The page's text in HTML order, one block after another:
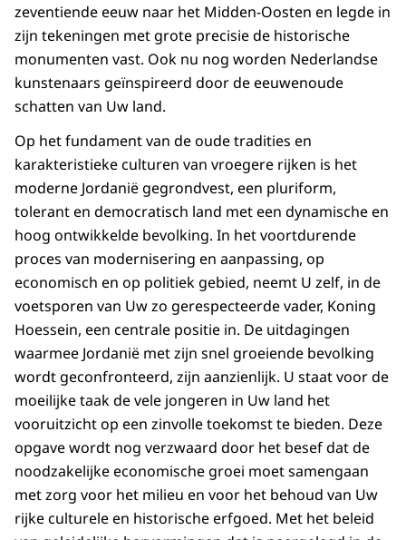
zeventiende eeuw naar het Midden-Oosten en legde in
zijn tekeningen met grote precisie de historische
monumenten vast. Ook nu nog worden Nederlandse
kunstenaars geïnspireerd door de eeuwenoude
schatten van Uw land.
Op het fundament van de oude tradities en
karakteristieke culturen van vroegere rijken is het
moderne Jordanië gegrondvest, een pluriform,
tolerant en democratisch land met een dynamische en
hoog ontwikkelde bevolking. In het voortdurende
proces van modernisering en aanpassing, op
economisch en op politiek gebied, neemt U zelf, in de
voetsporen van Uw zo gerespecteerde vader, Koning
Hoessein, een centrale positie in. De uitdagingen
waarmee Jordanië met zijn snel groeiende bevolking
wordt geconfronteerd, zijn aanzienlijk. U staat voor de
moeilijke taak de vele jongeren in Uw land het
vooruitzicht op een zinvolle toekomst te bieden. Deze
opgave wordt nog verzwaard door het besef dat de
noodzakelijke economische groei moet samengaan
met zorg voor het milieu en voor het behoud van Uw
rijke culturele en historische erfgoed. Met het beleid